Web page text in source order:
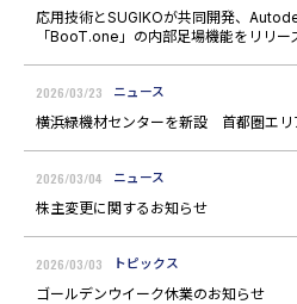
応用技術とSUGIKOが共同開発、
「BooT.one」の内部足場機能をリリー
2026/03/23 ニュース
横浜緑機材センターを新設 首都圏エリ
2026/03/04 ニュース
株主変更に関するお知らせ
2026/03/03 トピックス
ゴールデンウイーク休業のお知らせ